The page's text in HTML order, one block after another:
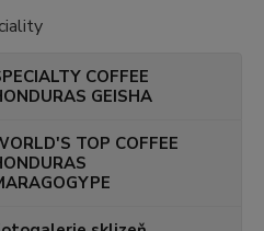
COFFEE
GEISHA
TOP COFFEE